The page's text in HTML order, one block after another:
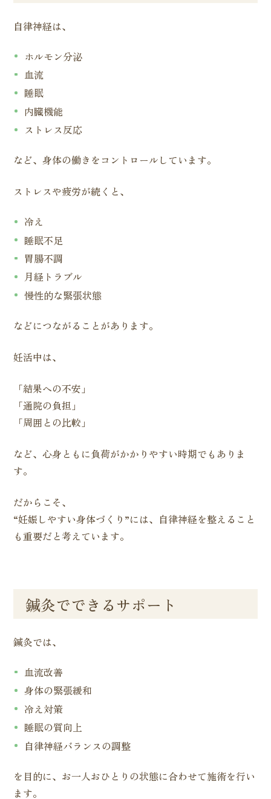
自律神経は、
ホルモン分泌
血流
睡眠
内臓機能
ストレス反応
など、身体の働きをコントロールしています。
ストレスや疲労が続くと、
冷え
睡眠不足
胃腸不調
月経トラブル
慢性的な緊張状態
などにつながることがあります。
妊活中は、
「結果への不安」
「通院の負担」
「周囲との比較」
など、心身ともに負荷がかかりやすい時期でもありま
す。
だからこそ、
“妊娠しやすい身体づくり”には、自律神経を整えること
も重要だと考えています。
鍼灸でできるサポート
鍼灸では、
血流改善
身体の緊張緩和
冷え対策
睡眠の質向上
自律神経バランスの調整
を目的に、お一人おひとりの状態に合わせて施術を行い
ます。